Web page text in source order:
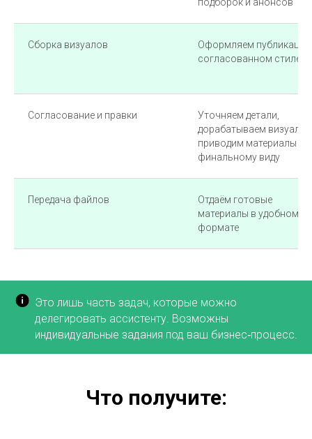
Сборка визуалов
Оформляем публикации
согласованном стиле
Согласование и правки
Уточняем детали,
дорабатываем визуал,
приводим материалы к
финальному виду
Передача файлов
Отдаём готовые
материалы в удобном
формате
Это лишь часть задач, которые можно
делегировать ассистенту. Возможны
индивидуальные задания под ваш бизнес‑процесс.
Что получите: